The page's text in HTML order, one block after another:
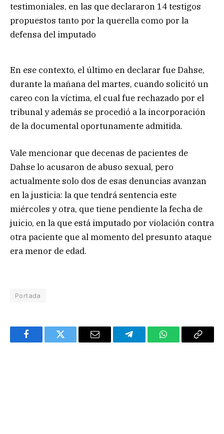
testimoniales, en las que declararon 14 testigos
propuestos tanto por la querella como por la
defensa del imputado
En ese contexto, el último en declarar fue Dahse,
durante la mañana del martes, cuando solicitó un
careo con la víctima, el cual fue rechazado por el
tribunal y además se procedió a la incorporación
de la documental oportunamente admitida.
Vale mencionar que decenas de pacientes de
Dahse lo acusaron de abuso sexual, pero
actualmente solo dos de esas denuncias avanzan
en la justicia: la que tendrá sentencia este
miércoles y otra, que tiene pendiente la fecha de
juicio, en la que está imputado por violación contra
otra paciente que al momento del presunto ataque
era menor de edad.
Portada
FacebookTwitter Email TelegramWhatsAppCopy